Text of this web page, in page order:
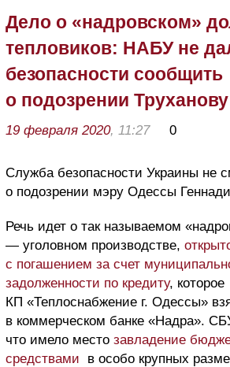
Дело о «надровском»
тепловиков: НАБУ не
безопасности сообщить
о подозрении Труханову
19 февраля 2020, 11:27 0
Служба безопасности Украины не
о подозрении мэру Одессы
Речь идет о так называемом
— уголовном производстве,
с погашением за счет
задолженности по кредиту, которое
КП «Теплоснабжение г. Одессы»
в коммерческом банке «Надра».
что имело место завладение
средствами
в особо крупных